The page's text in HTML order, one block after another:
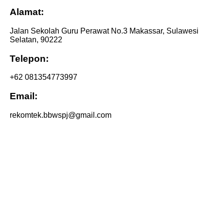
Alamat:
Jalan Sekolah Guru Perawat No.3 Makassar, Sulawesi
Selatan, 90222
Telepon:
+62 081354773997
Email:
rekomtek.bbwspj@gmail.com